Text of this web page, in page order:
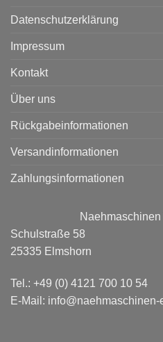
Datenschutzerklärung
Impressum
Kontakt
Über uns
Rückgabeinformationen
Versandinformationen
Zahlungsinformationen
Schulstraße 58
25335 Elmshorn
Tel.: +49 (0) 4121 700 10 54
E-Mail: info@naehmaschinen-